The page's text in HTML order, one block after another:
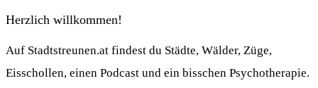
Herzlich willkommen!
Auf Stadtstreunen.at findest du Städte, Wälder, Züge,
Eisschollen, einen Podcast und ein bisschen Psychotherapie.